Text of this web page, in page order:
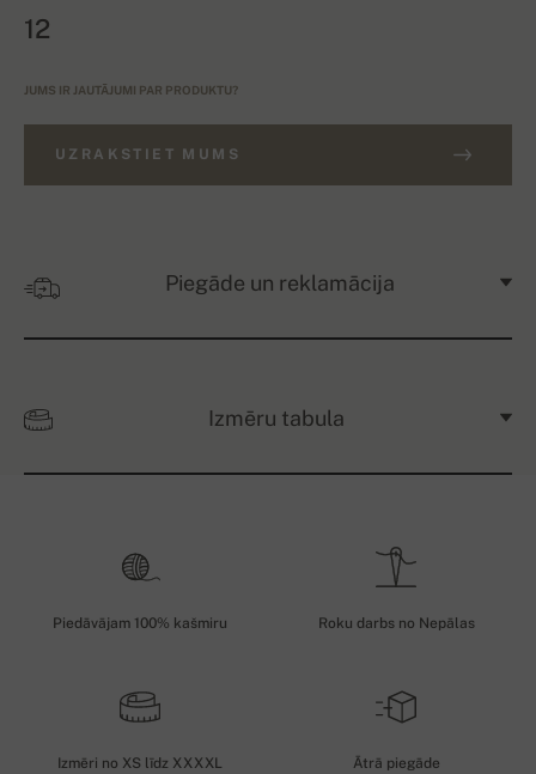
12
JUMS IR JAUTĀJUMI PAR PRODUKTU?
UZRAKSTIET MUMS
Piegāde un reklamācija
Izmēru tabula
Piedāvājam 100% kašmiru Roku darbs no Nepālas
Izmēri no XS līdz XXXXL Ātrā piegāde